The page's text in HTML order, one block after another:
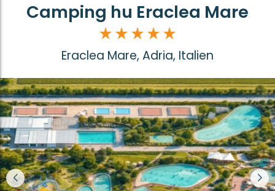
Camping hu Eraclea Mare
Eraclea Mare, Adria, Italien